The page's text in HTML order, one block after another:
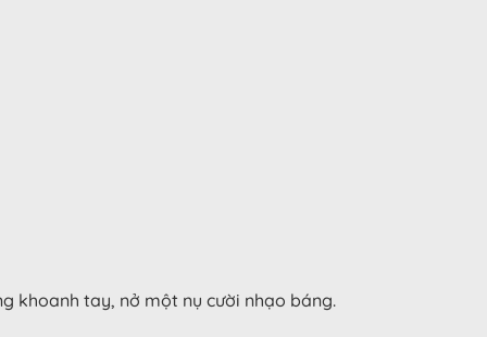
khoanh tay, nở một nụ cười nhạo báng.